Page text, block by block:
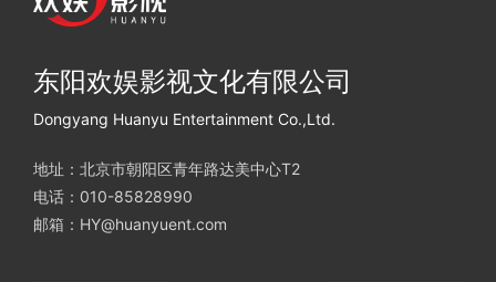
东阳欢娱影视文化有限公司
Dongyang Huanyu Entertainment Co.,Ltd.
地址：北京市朝阳区青年路达美中心T2
电话：010-85828990
邮箱：HY@huanyuent.com